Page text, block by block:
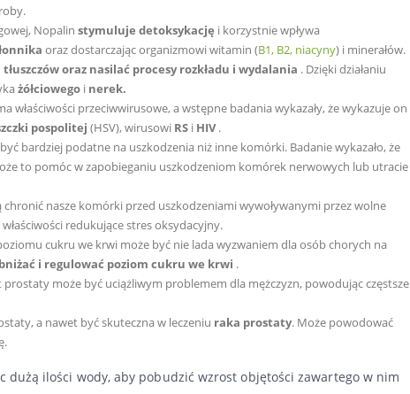
Nopalin stymuluje detoksykację i korzystnie wpływa
oraz dostarczając organizmowi witamin (B1, B2, niacyny) i minerałów.
oraz nasilać procesy rozkładu i wydalania . Dzięki działaniu
żółciowego i nerek.
właściwości przeciwwirusowe, a wstępne badania wykazały, że wykazuje on
pospolitej (HSV), wirusowi RS i HIV.
bardziej podatne na uszkodzenia niż inne komórki. Badanie wykazało, że
to pomóc w zapobieganiu uszkodzeniom komórek nerwowych lub utracie
chronić nasze komórki przed uszkodzeniami wywoływanymi przez wolne
redukujące stres oksydacyjny.
cukru we krwi może być nie lada wyzwaniem dla osób chorych na
i regulować poziom cukru we krwi .
może być uciążliwym problemem dla mężczyzn, powodując częstsze
a nawet być skuteczna w leczeniu raka prostaty. Może powodować
dużą ilości wody, aby pobudzić wzrost objętości zawartego w nim